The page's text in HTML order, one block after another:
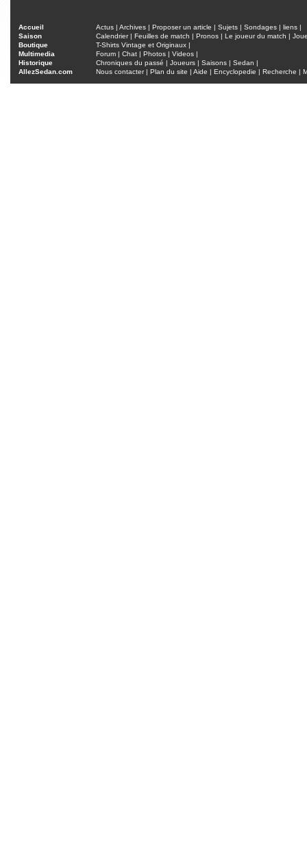
Accueil Actus | Archives | Proposer un article | Sujets | Sondages | liens |
Saison
Calendrier| Feuilles de match | Pronos | Le joueur du match |
Boutique
T-Shirts Vintage et Originaux |
Multimedia
Forum | Chat | Photos | Videos |
Historique
Chroniques du passé | Joueurs | Saisons | Sedan |
AllezSedan.com
Nous contacter| Plan du site | Aide | Encyclopedie | Recherche |